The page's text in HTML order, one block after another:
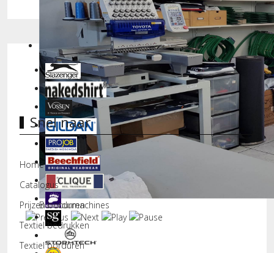
Borduurmachines
Snel naar
Home
Catalogus
Prijzen borduren
Textiel bedrukken
Textiel borduren